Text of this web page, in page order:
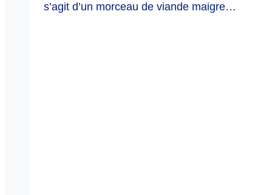
s’agit d’un morceau de viande maigre…